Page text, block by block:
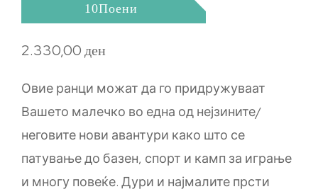
10Поени
2.330,00ден
Овие ранци можат да го придружуваат
Вашето малечко во една од нејзините/
неговите нови авантури како што се
патување до базен, спорт и камп за играње
и многу повеќе. Дури и најмалите прсти